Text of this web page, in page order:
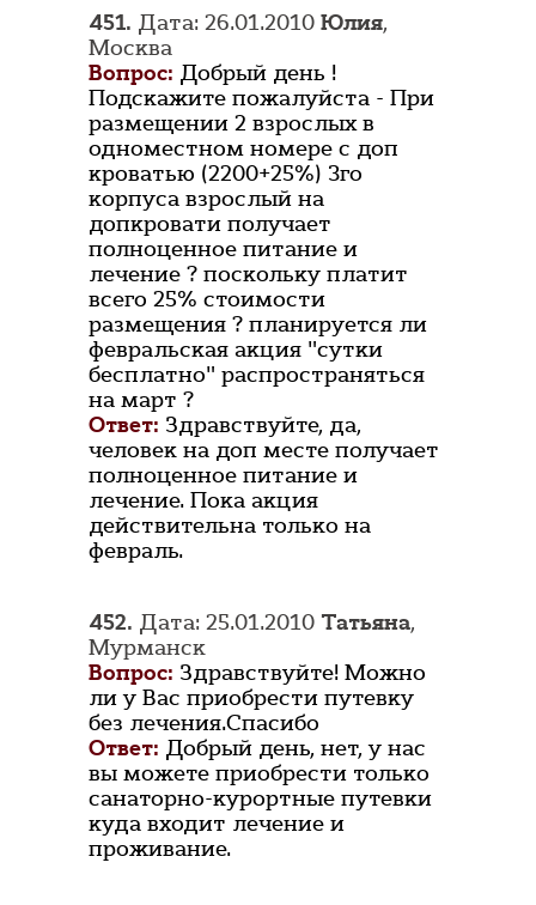
451. Дата: 26.01.2010 Юлия,
Москва
Вопрос: Добрый день !
Подскажите пожалуйста - При
размещении 2 взрослых в
одноместном номере с доп
кроватью (2200+25%) 3го
корпуса взрослый на
допкровати получает
полноценное питание и
лечение ? поскольку платит
всего 25% стоимости
размещения ? планируется ли
февральская акция "сутки
бесплатно" распространяться
на март ?
Ответ: Здравствуйте, да,
человек на доп месте получает
полноценное питание и
лечение. Пока акция
действительна только на
февраль.
452. Дата: 25.01.2010 Татьяна,
Мурманск
Вопрос: Здравствуйте! Можно
ли у Вас приобрести путевку
без лечения.Спасибо
Ответ: Добрый день, нет, у нас
вы можете приобрести только
санаторно-курортные путевки
куда входит лечение и
проживание.